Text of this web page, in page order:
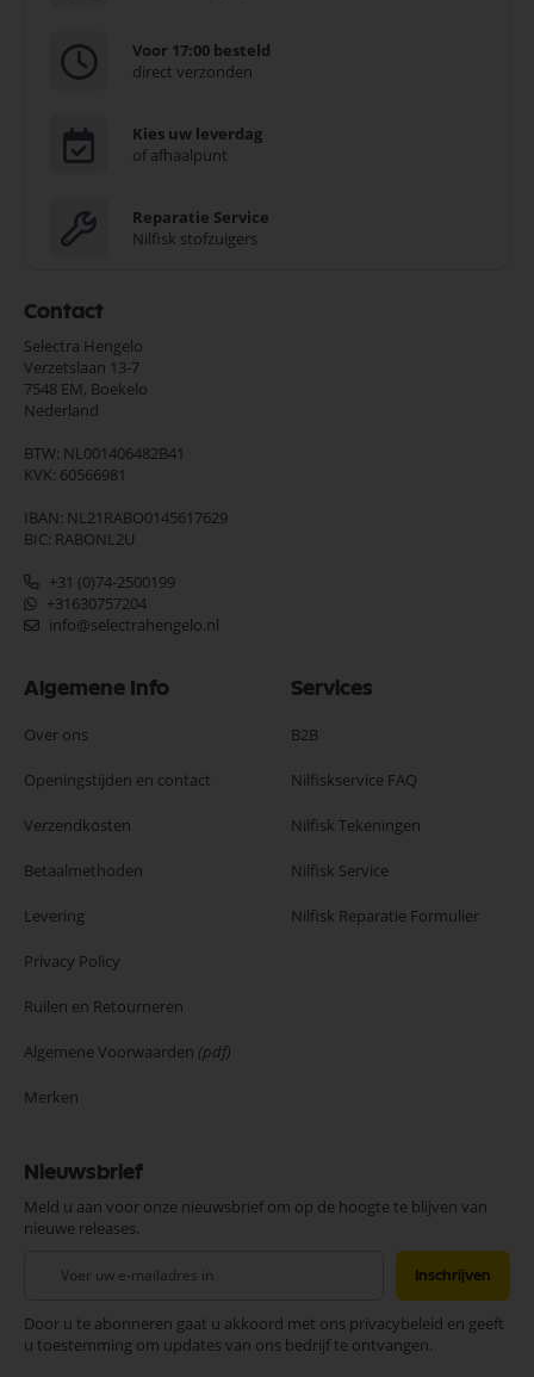
Voor 17:00 besteld
direct verzonden
Kies uw leverdag
of afhaalpunt
Reparatie Service
Nilfisk stofzuigers
Contact
Selectra Hengelo
Verzetslaan 13-7
7548 EM, Boekelo
Nederland
BTW: NL001406482B41
KVK: 60566981
IBAN: NL21RABO0145617629
BIC: RABONL2U
+31 (0)74-2500199
+31630757204
info@selectrahengelo.nl
Algemene Info
Over ons
Openingstijden en contact
Verzendkosten
Betaalmethoden
Levering
Privacy Policy
Ruilen en Retourneren
Algemene Voorwaarden (pdf)
Merken
Services
B2B
Nilfiskservice FAQ
Nilfisk Tekeningen
Nilfisk Service
Nilfisk Reparatie Formulier
Nieuwsbrief
Meld u aan voor onze nieuwsbrief om op de hoogte te blijven van
nieuwe releases.
onze
nieuwsbrief
Inschrijven
Door u te abonneren gaat u akkoord met ons privacybeleid en geeft
u toestemming om updates van ons bedrijf te ontvangen.